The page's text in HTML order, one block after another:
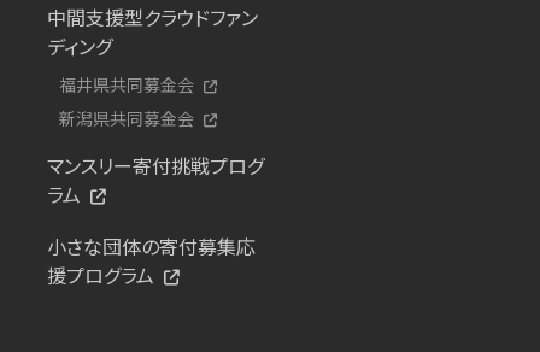
中間支援型クラウドファン
ディング
福井県共同募金会
新潟県共同募金会
マンスリー寄付挑戦プログ
ラム
小さな団体の寄付募集応
援プログラム